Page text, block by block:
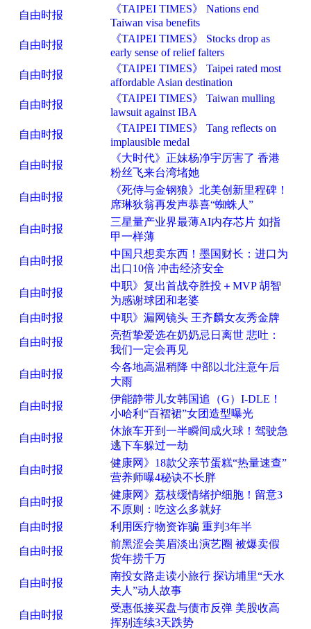
自由时报
《TAIPEI TIMES》 Nations end
Taiwan visa benefits
自由时报
《TAIPEI TIMES》 Stocks drop as
early sense of relief falters
自由时报
《TAIPEI TIMES》 Taipei rated most
affordable Asian destination
自由时报
《TAIPEI TIMES》 Taiwan mulling
lawsuit against IBA
自由时报
《TAIPEI TIMES》 Tang reflects on
implausible medal
自由时报
《大时代》正妹杨净宇厉害了 香港
粉丝飞来台湾堵她
自由时报
《死侍与金钢狼》北美创新里程碑！
席琳狄翁再发声恭喜“蜘蛛人”
自由时报
三星量产业界最薄AI内存芯片 如指
甲一样薄
自由时报
中国只想卖东西！墨国财长：进口为
出口10倍 冲击经济安全
自由时报
中职》复出首战夺胜投＋MVP 胡智
为感谢球团和老婆
自由时报
中职》漏网镜头 王齐麟女友秀金牌
自由时报
亮哲挚爱选在奶奶忌日离世 悲吐：
我们一定会再见
自由时报
今各地高温稍降 中部以北注意午后
大雨
自由时报
伊能静带儿女韩国追（G）I-DLE！
小哈利“百褶裙”女团造型曝光
自由时报
休旅车开到一半瞬间成火球！驾驶急
逃下车躲过一劫
自由时报
健康网》18款父亲节蛋糕“热量速查”
营养师曝4秘诀不长胖
自由时报
健康网》荔枝缓情绪护细胞！留意3
不原则：吃这么多就好
自由时报
利用医疗物资诈骗 重判3年半
自由时报
前黑涩会美眉淡出演艺圈 被爆卖假
货年捞千万
自由时报
南投女路走读小旅行 探访埔里“天水
夫人”动人故事
自由时报
受惠低接买盘与债市反弹 美股收高
挥别连续3天跌势